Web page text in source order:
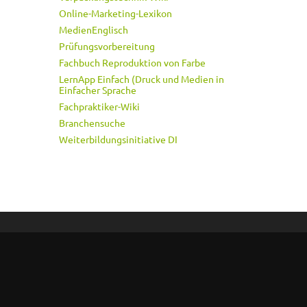
Online-Marketing-Lexikon
MedienEnglisch
Prüfungsvorbereitung
Fachbuch Reproduktion von Farbe
LernApp Einfach (Druck und Medien in
Einfacher Sprache
Fachpraktiker-Wiki
Branchensuche
Weiterbildungsinitiative DI